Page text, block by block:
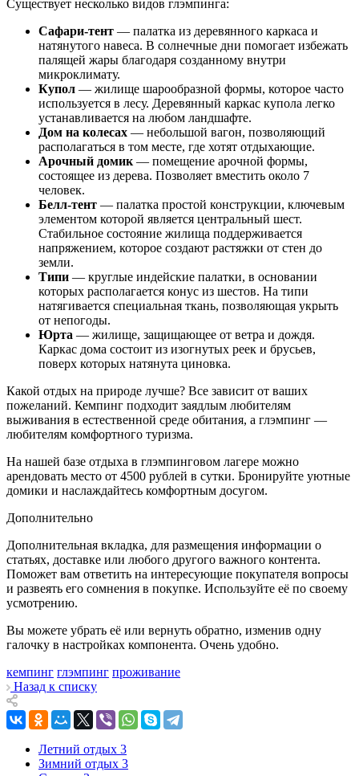
Существует несколько видов глэмпинга:
Сафари-тент — палатка из деревянного каркаса и
натянутого навеса. В солнечные дни помогает избежать
палящей жары благодаря созданному внутри
микроклимату.
Купол — жилище шарообразной формы, которое часто
используется в лесу. Деревянный каркас купола легко
устанавливается на любом ландшафте.
Дом на колесах — небольшой вагон, позволяющий
располагаться в том месте, где хотят отдыхающие.
Арочный домик — помещение арочной формы,
состоящее из дерева. Позволяет вместить около 7
человек.
Белл-тент — палатка простой конструкции, ключевым
элементом которой является центральный шест.
Стабильное состояние жилища поддерживается
напряжением, которое создают растяжки от стен до
земли.
Типи — круглые индейские палатки, в основании
которых располагается конус из шестов. На типи
натягивается специальная ткань, позволяющая укрыть
от непогоды.
Юрта — жилище, защищающее от ветра и дождя.
Каркас дома состоит из изогнутых реек и брусьев,
поверх которых натянута циновка.
Какой отдых на природе лучше? Все зависит от ваших
пожеланий. Кемпинг подходит заядлым любителям
выживания в естественной среде обитания, а глэмпинг —
любителям комфортного туризма.
На нашей базе отдыха в глэмпинговом лагере можно
арендовать место от 4500 рублей в сутки. Бронируйте уютные
домики и наслаждайтесь комфортным досугом.
Дополнительно
Дополнительная вкладка, для размещения информации о
статьях, доставке или любого другого важного контента.
Поможет вам ответить на интересующие покупателя вопросы
и развеять его сомнения в покупке. Используйте её по своему
усмотрению.
Вы можете убрать её или вернуть обратно, изменив одну
галочку в настройках компонента. Очень удобно.
кемпинг глэмпинг проживание
Назад к списку
Летний отдых 3
Зимний отдых 3